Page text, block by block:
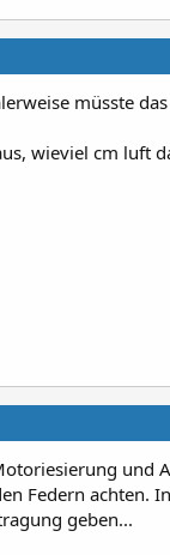
müsste
wieviel cm luft
und
Federn achten.
geben...